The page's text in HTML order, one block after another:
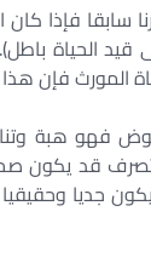
سابقا فإذا
الحياة
المورث فإن
فهو هبة
قد يكون
وحقيقيا